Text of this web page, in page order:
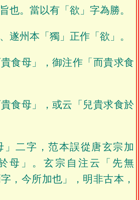
也。當以有「欲」字為勝。
遂州本「獨」正作「欲」。
食母」，御注作「而貴求食
食母」，或云「兒貴求食於
」二字，范本誤從唐玄宗加
母」。玄宗自注云「先無
，今所加也」，明非古本，